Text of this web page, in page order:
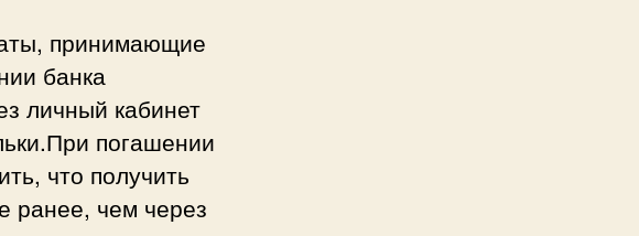
принимающие
банка
личный кабинет
погашении
что получить
ранее, чем через